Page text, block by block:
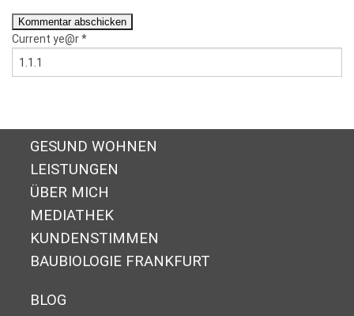
Current ye@r*
GESUND WOHNEN
LEISTUNGEN
ÜBER MICH
MEDIATHEK
KUNDENSTIMMEN
BAUBIOLOGIE FRANKFURT
BLOG